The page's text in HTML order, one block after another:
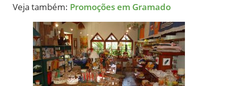
Veja também: Promoções em Gramado